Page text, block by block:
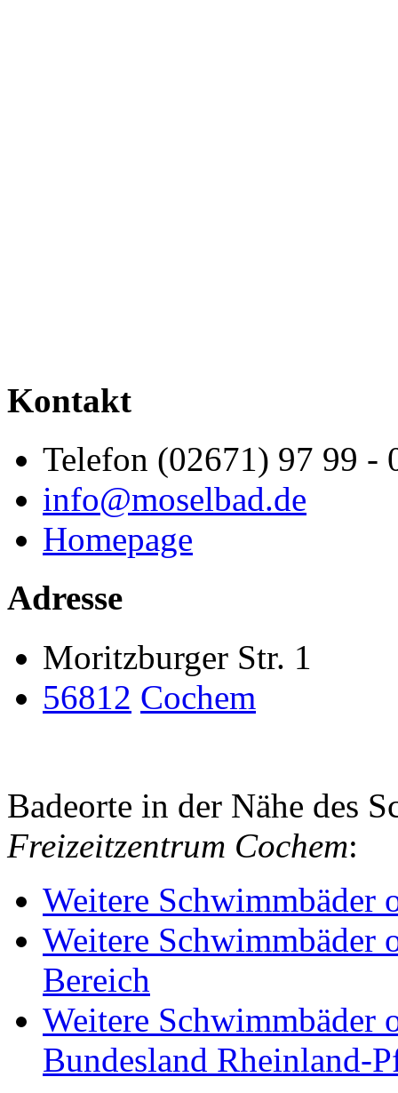
Kontakt
Telefon (02671) 97 99 -
info@moselbad.de
Homepage
Adresse
Moritzburger Str. 1
56812 Cochem
Badeorte in der Nähe des
Freizeitzentrum Cochem:
Weitere Schwimmbäder
Weitere Schwimmbäder
Bereich
Weitere Schwimmbäder
Bundesland Rheinland-